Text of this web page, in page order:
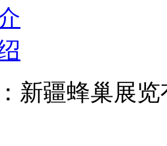
新疆蜂巢展